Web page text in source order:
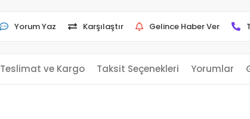
Yorum Yaz Karşılaştır Gelince Haber Ver
Teslimat ve Kargo Taksit Seçenekleri Yorumlar